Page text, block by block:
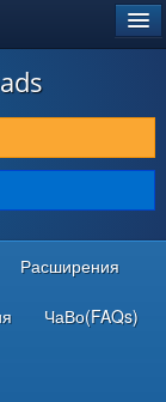
Расширения
ЧаВо(FAQs)